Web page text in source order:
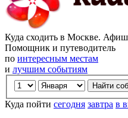
Куда сходить в Москве.
Помощник и путеводитель
по интересным местам
и лучшим событиям
Куда пойти сегодня завтра в